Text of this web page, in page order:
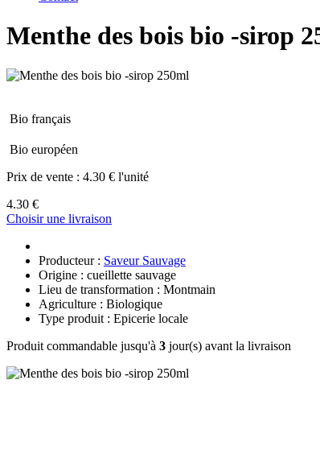
Menthe des bois bio -sirop
Bio français
Bio européen
Prix de vente : 4.30 € l'unité
4.30 €
Choisir une livraison
Producteur : Saveur Sauvage
Origine : cueillette sauvage
Lieu de transformation : Montmain
Agriculture : Biologique
Type produit : Epicerie locale
Produit commandable jusqu'à 3 jour(s) avant la livraison